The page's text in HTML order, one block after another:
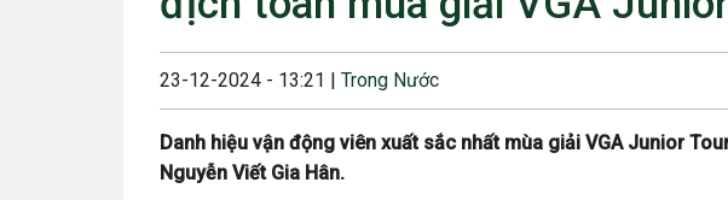
23/08/2024 12:00 sáng
28/06/2024 12:00 chiều
Giải Golf
Giải Golf
lần thứ 22
Giải Golf Vô
23-12-2024 - 13:21 | Trong Nước
Danh hiệu vận động viên xuất sắc nhất mùa giải VGA Junior
Nguyễn Viết Gia Hân.